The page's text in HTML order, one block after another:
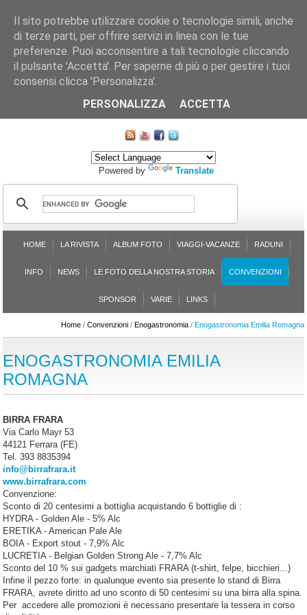
CHI SIAMO LE SEZIONI ASSICURGRANDA
ISCRIZIONE L'AVVOCATO RISPONDE SONDAGGI
Powered by Translate
HOME LA RIVISTA ALBUM FOTO VIAGGI-VACANZE RADUNI
INFO NEWS LE FOTO DELLA NOSTRA STORIA CONVENZIONI
SPONSOR VARIE LINKS
Home/ Convenzioni/ Enogastronomia/ Enogastronomia Emilia Romagna
ENOGASTRONOMIA EMILIA
ROMAGNA
BIRRA FRARA
Via Carlo Mayr 53
44121 Ferrara (FE)
Tel. 393 8835394
info@birrafrara.it
www.birrafrara.com
Convenzione:
Sconto di 20 centesimi a bottiglia acquistando 6 bottiglie di :
HYDRA - Golden Ale - 5% Alc
ERETIKA - American Pale Ale
BOIA - Export stout - 7,9% Alc
LUCRETIA - Belgian Golden Strong Ale - 7,7% Alc
Sconto del 10 % sui gadgets marchiati FRARA (t-shirt, felpe, bicchieri...)
Infine il pezzo forte: in qualunque evento sia presente lo stand di Birra
FRARA, avrete diritto ad uno sconto di 50 centesimi su una birra alla spina.
Per accedere alle promozioni è necessario presentare la tessera in corso
Il sito potrebbe utilizzare cookie o tecnologie simili, anche
di terze parti, per offrire servizi in linea con le tue
preferenze. Puoi acconsentire a tali tecnologie cliccando
il pulsante 'Accetta'. Per saperne di più o per gestire i tuoi
consensi clicca 'Personalizza'.
PERSONALIZZA
ACCETTA